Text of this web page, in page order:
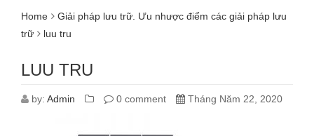
Home
Giải pháp lưu trữ. Ưu nhược điểm các giải pháp lưu
trữ
luu tru
LUU TRU
by: Admin 0 comment Tháng Năm 22, 2020